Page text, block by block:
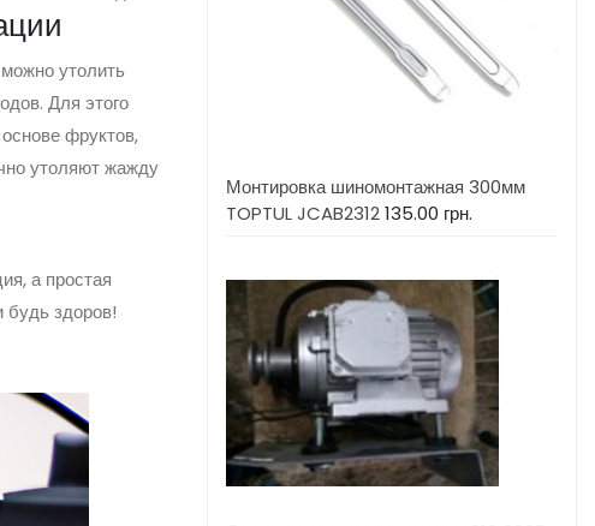
утолить
Для этого
фруктов,
утоляют жажду
а простая
будь здоров!
Монтировка шиномонтажная 300мм
TOPTUL JCAB2312 135.00 грн.